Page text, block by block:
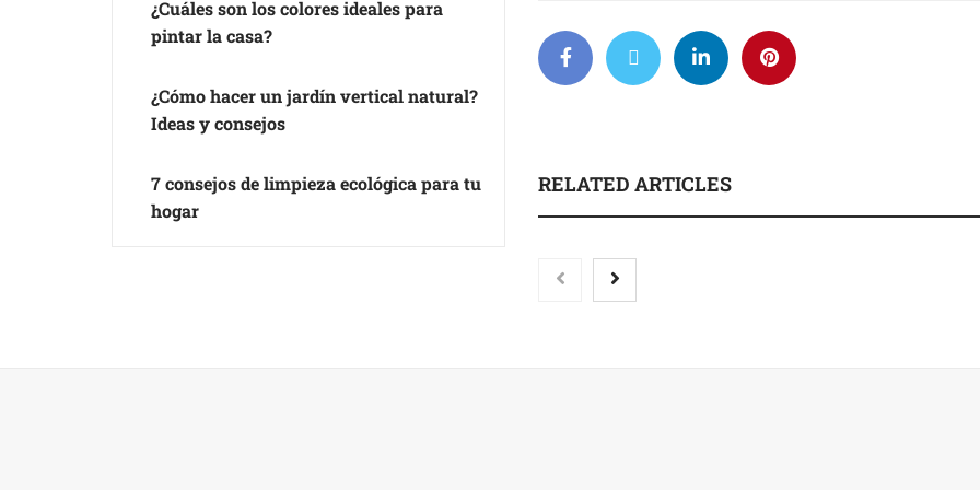
RELATED ARTICLES
Eagle Waterproofing
recomienda revisar la
¿Cuáles son los colores ideales para
pintar la casa?
¿Cómo hacer un jardín vertical natural?
Ideas y consejos
7 consejos de limpieza ecológica para tu
hogar